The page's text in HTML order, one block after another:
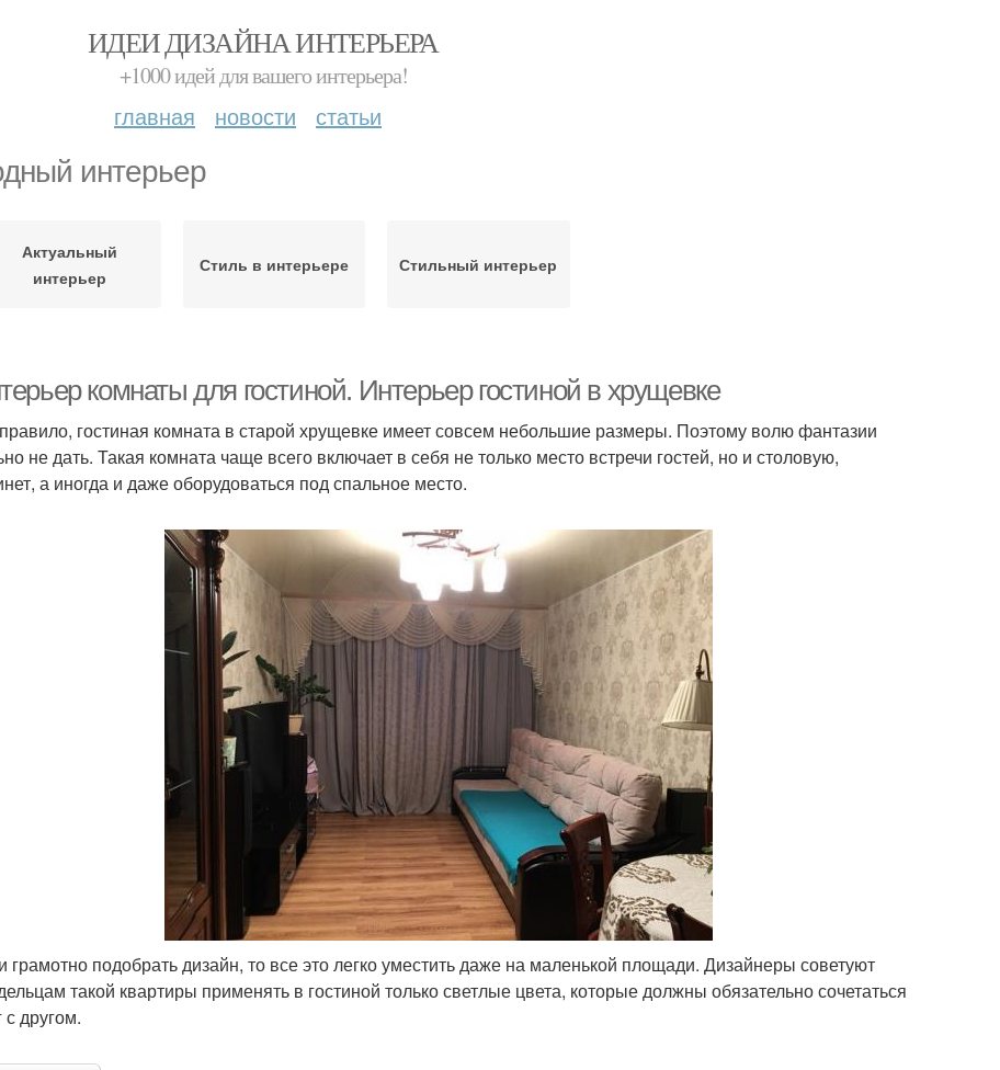
ИДЕИ ДИЗАЙНА ИНТЕРЬЕРА
+1000 идей для вашего интерьера!
главная новости статьи
интерьер
Актуальный
интерьер
Стиль в интерьере Стильный интерьер
комнаты для гостиной. Интерьер гостиной в хрущевке
гостиная комната в старой хрущевке имеет совсем небольшие размеры. Поэтому волю фантазии
не дать. Такая комната чаще всего включает в себя не только место встречи гостей, но и столовую,
а иногда и даже оборудоваться под спальное место.
грамотно подобрать дизайн, то все это легко уместить даже на маленькой площади. Дизайнеры советуют
такой квартиры применять в гостиной только светлые цвета, которые должны обязательно сочетаться
с другом.